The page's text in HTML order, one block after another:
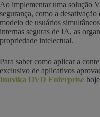
Ao implementar uma solução
segurança, como a
modelo de usuários
internas seguras de IA, as
propriedade intelectual.
Para saber como aplicar a
exclusivo de aplicativos
Inuvika OVD Enterprise